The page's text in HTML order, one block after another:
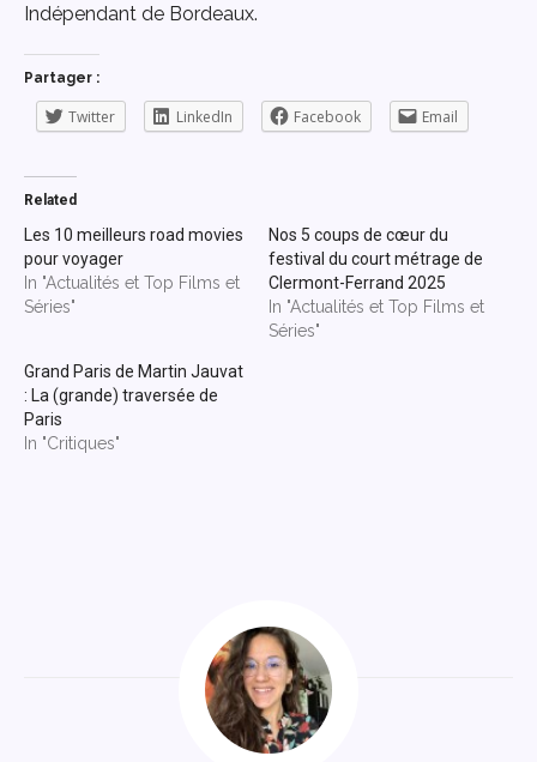
Indépendant de Bordeaux.
Partager :
Twitter LinkedIn Facebook Email
Related
Les 10 meilleurs road movies
pour voyager
In "Actualités et Top Films et
Séries"
Nos 5 coups de cœur du
festival du court métrage de
Clermont-Ferrand 2025
In "Actualités et Top Films et
Séries"
Grand Paris de Martin Jauvat
: La (grande) traversée de
Paris
In "Critiques"